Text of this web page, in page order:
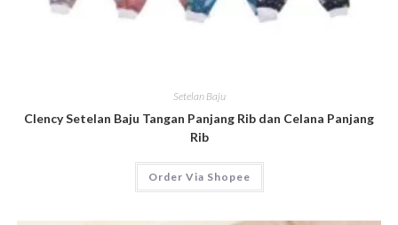
Setelan Baju
Clency Setelan Baju Tangan Panjang Rib dan Celana Panjang
Rib
Order Via Shopee